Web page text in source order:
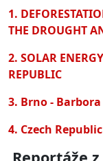
1.
THE DROUGHT
2. SOLAR
REPUBLIC
3. Brno -
4. Czech